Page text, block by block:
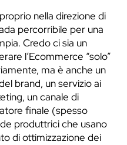
nella direzione di
percorribile per una
Credo ci sia un
l’Ecommerce “solo”
ma è anche un
brand, un servizio ai
un canale di
finale (spesso
produttrici che usano
di ottimizzazione dei